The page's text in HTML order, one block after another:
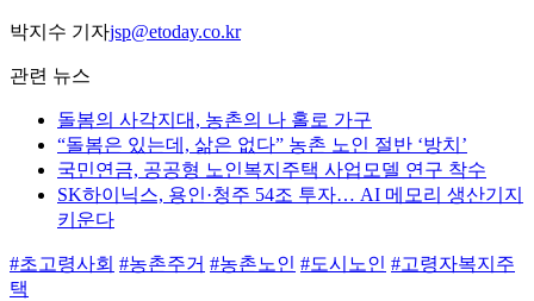
박지수 기자jsp@etoday.co.kr
관련 뉴스
돌봄의 사각지대, 농촌의 나 홀로 가구
“돌봄은 있는데, 삶은 없다” 농촌 노인 절반 ‘방치’
국민연금, 공공형 노인복지주택 사업모델 연구 착수
SK하이닉스, 용인·청주 54조 투자… AI 메모리 생산기지
키운다
#초고령사회 #농촌주거 #농촌노인 #도시노인 #고령자복지주
택